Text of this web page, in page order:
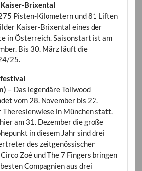
Brixental
Pisten-Kilometern und 81 Liften
Kaiser-Brixental eines der
in Österreich. Saisonstart ist am
Bis 30. März läuft die
25.
– Das legendäre Tollwood
vom 28. November bis 22.
Theresienwiese in München statt.
am 31. Dezember die große
in diesem Jahr sind drei
des zeitgenössischen
Zoé und The 7 Fingers bringen
Compagnien aus drei